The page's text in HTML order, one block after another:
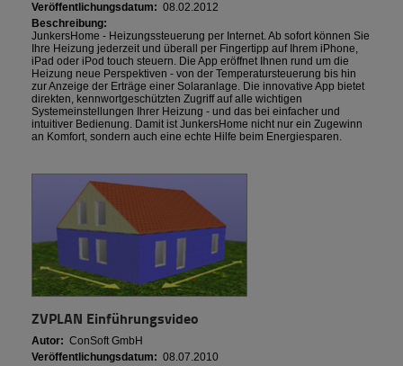
Veröffentlichungsdatum: 08.02.2012
Beschreibung:
JunkersHome - Heizungssteuerung per Internet. Ab sofort können Sie
Ihre Heizung jederzeit und überall per Fingertipp auf Ihrem iPhone,
iPad oder iPod touch steuern. Die App eröffnet Ihnen rund um die
Heizung neue Perspektiven - von der Temperatursteuerung bis hin
zur Anzeige der Erträge einer Solaranlage. Die innovative App bietet
direkten, kennwortgeschützten Zugriff auf alle wichtigen
Systemeinstellungen Ihrer Heizung - und das bei einfacher und
intuitiver Bedienung. Damit ist JunkersHome nicht nur ein Zugewinn
an Komfort, sondern auch eine echte Hilfe beim Energiesparen.
ZVPLAN Einführungsvideo
Autor: ConSoft GmbH
Veröffentlichungsdatum: 08.07.2010